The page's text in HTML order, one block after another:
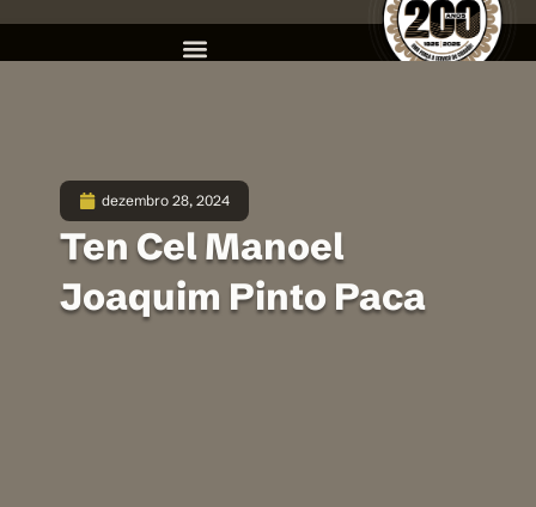
dezembro 28, 2024
Ten Cel Manoel
Joaquim Pinto Paca